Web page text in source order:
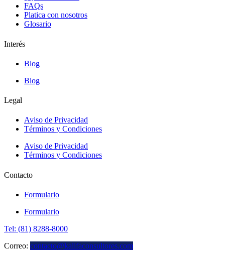
FAQs
Platica con nosotros
Glosario
Interés
Blog
Blog
Legal
Aviso de Privacidad
Términos y Condiciones
Aviso de Privacidad
Términos y Condiciones
Contacto
Formulario
Formulario
Tel: (81) 8288-8000
Correo: contacto@kalifaconsultores.com